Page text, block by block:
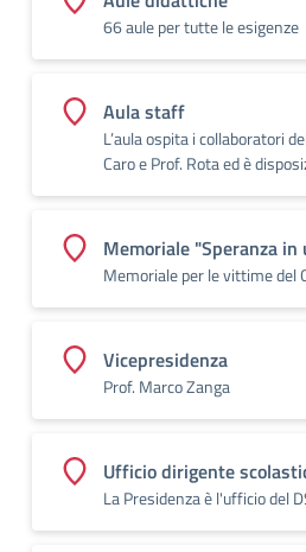
66 aule per tutte le esigenze
Aula staff
L’aula ospita i collaboratori
Caro e Prof. Rota ed è
Memoriale "Speranza
Memoriale per le vittime del
Vicepresidenza
Prof. Marco Zanga
Ufficio dirigente
La Presidenza è l'ufficio del